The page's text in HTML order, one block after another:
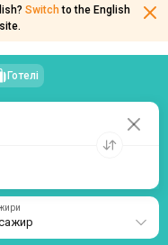
Switch to the English
Готелі